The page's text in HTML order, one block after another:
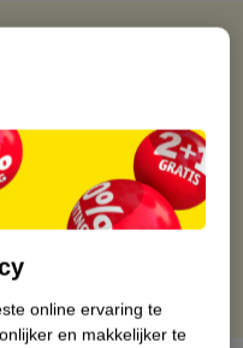
volgende dag in huis
online ervaring te
en makkelijker te